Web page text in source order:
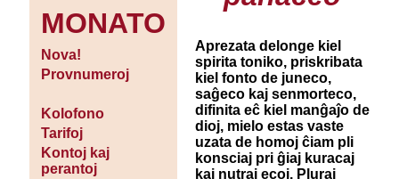
MONATO
Nova!
Provnumeroj
Kolofono
Tarifoj
Kontoj kaj
perantoj
Aprezata delonge kiel
spirita toniko, priskribata
kiel fonto de juneco,
saĝeco kaj senmorteco,
difinita eĉ kiel manĝaĵo de
dioj, mielo estas vaste
uzata de homoj ĉiam pli
konsciaj pri ĝiaj kuracaj
kaj nutraj ecoj. Pluraj